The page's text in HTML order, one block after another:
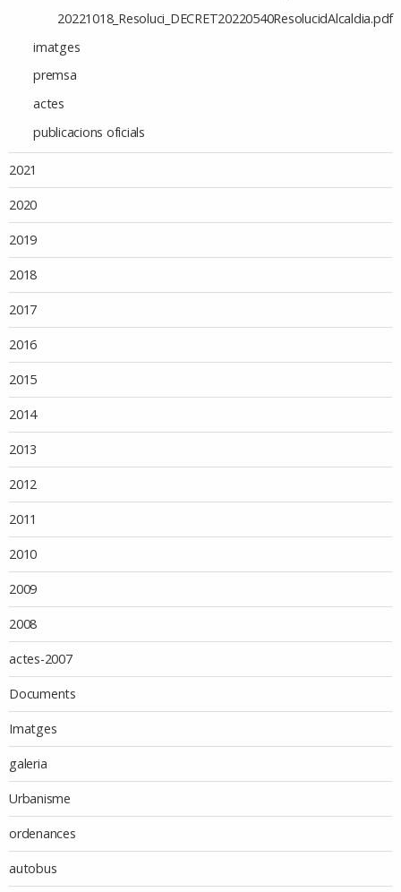
20221018_Resoluci_DECRET20220540ResolucidAlcaldia.pdf
imatges
premsa
actes
publicacions oficials
2021
2020
2019
2018
2017
2016
2015
2014
2013
2012
2011
2010
2009
2008
actes-2007
Documents
Imatges
galeria
Urbanisme
ordenances
autobus